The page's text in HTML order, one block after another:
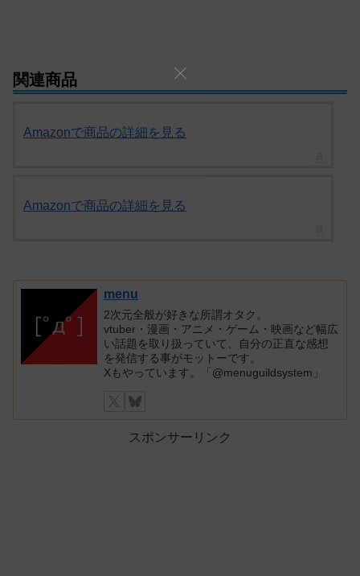
関連商品
Amazonで商品の詳細を見る
Amazonで商品の詳細を見る
menu
2次元全般が好きな所謂オタク。
vtuber・漫画・アニメ・ゲーム・映画など幅広
い話題を取り扱っていて、自分の正直な感想
を発信する事がモットーです。
Xもやっています。「@menuguildsystem」
スポンサーリンク